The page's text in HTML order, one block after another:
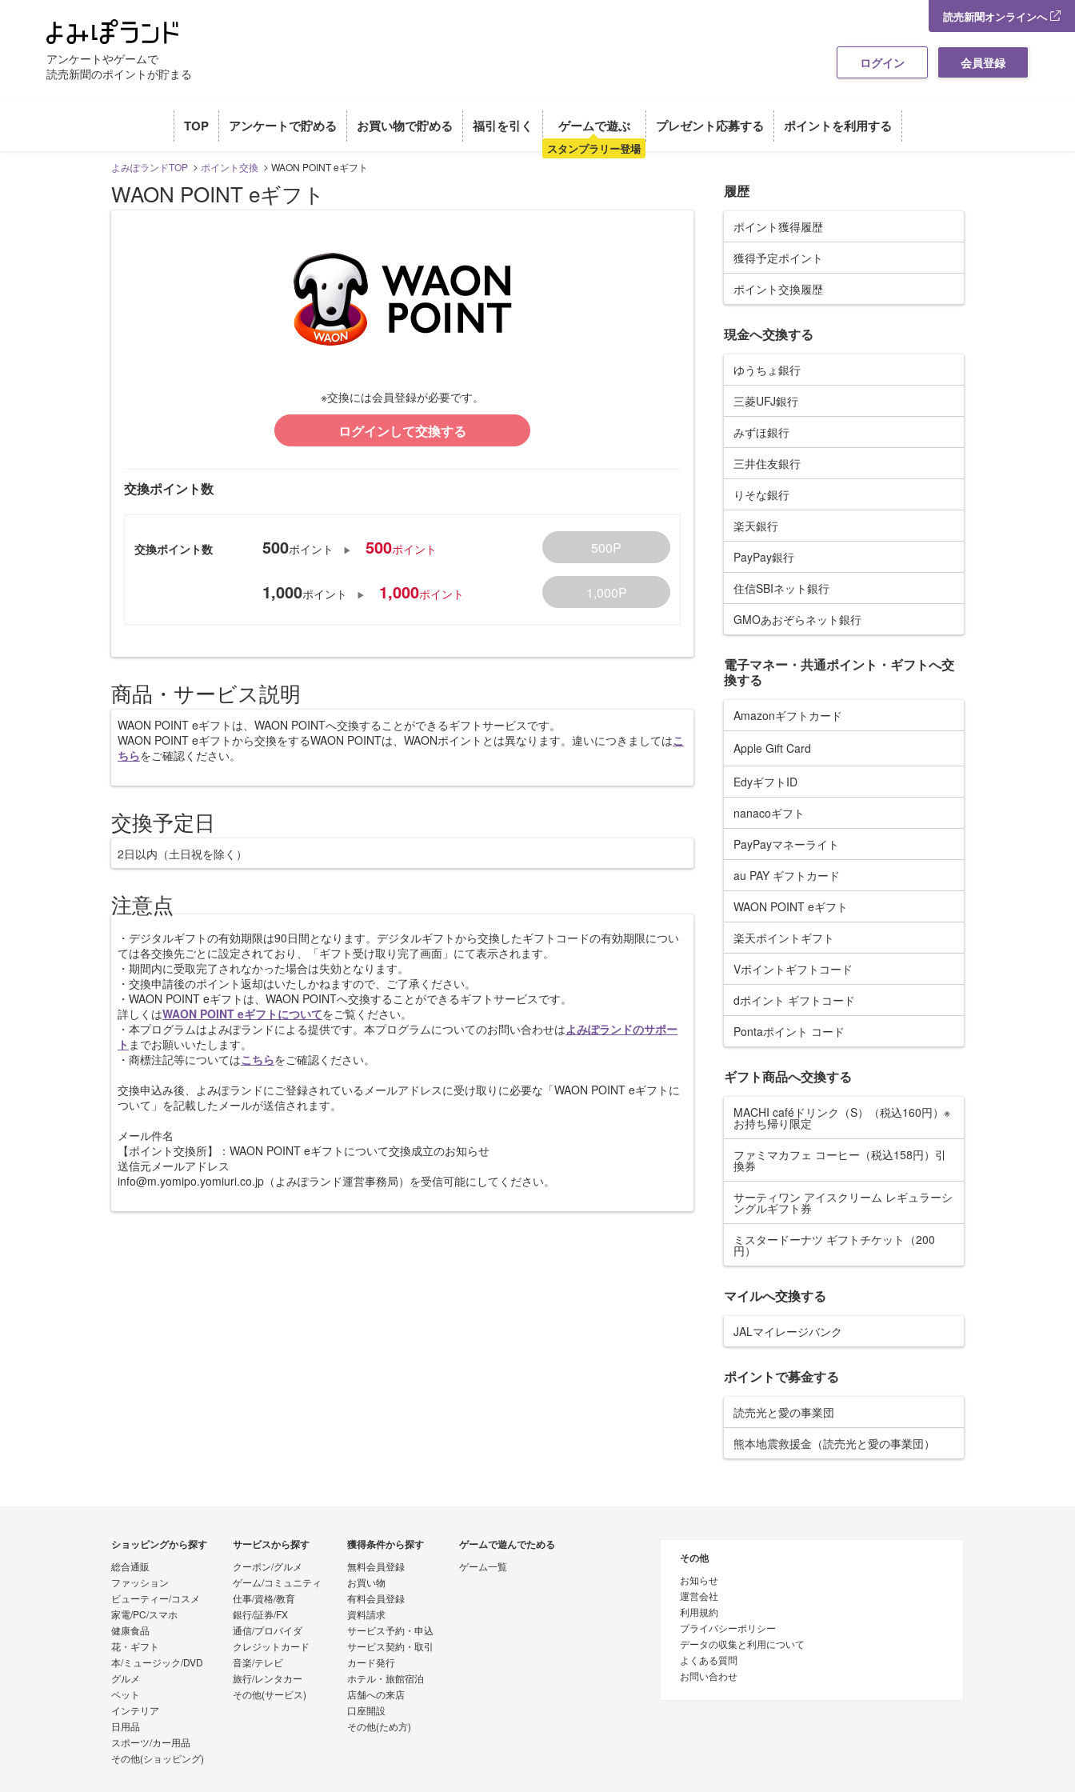
読売新聞オンラインへ
アンケートやゲームで
読売新聞のポイントが貯まる
ログイン 会員登録
TOP アンケートで貯める お買い物で貯める 福引を引く ゲームで遊ぶ
スタンプラリー登場
プレゼント応募する ポイントを利用する
よみぽランドTOP ポイント交換 WAON POINT eギフト
WAON POINT eギフト
※交換には会員登録が必要です。
ログインして交換する
交換ポイント数
交換ポイント数 500ポイント 500ポイント 500P
1,000ポイント 1,000ポイント 1,000P
商品・サービス説明
WAON POINT eギフトは、WAON POINTへ交換することができるギフトサービスです。
WAON POINT eギフトから交換をするWAON POINTは、WAONポイントとは異なります。違いにつきましてはこ
ちらをご確認ください。
交換予定日
2日以内（土日祝を除く）
注意点
・デジタルギフトの有効期限は90日間となります。デジタルギフトから交換したギフトコードの有効期限につい
ては各交換先ごとに設定されており、「ギフト受け取り完了画面」にて表示されます。
・期間内に受取完了されなかった場合は失効となります。
・交換申請後のポイント返却はいたしかねますので、ご了承ください。
・WAON POINT eギフトは、WAON POINTへ交換することができるギフトサービスです。
詳しくはWAON POINT eギフトについてをご覧ください。
・本プログラムはよみぽランドによる提供です。本プログラムについてのお問い合わせはよみぽランドのサポー
ト までお願いいたします。
・商標注記等についてはこちらをご確認ください。
交換申込み後、よみぽランドにご登録されているメールアドレスに受け取りに必要な「WAON POINT eギフトに
ついて」を記載したメールが送信されます。
メール件名
【ポイント交換所】：WAON POINT eギフトについて交換成立のお知らせ
送信元メールアドレス
info@m.yomipo.yomiuri.co.jp（よみぽランド運営事務局）を受信可能にしてください。
履歴
ポイント獲得履歴
獲得予定ポイント
ポイント交換履歴
現金へ交換する
ゆうちょ銀行
三菱UFJ銀行
みずほ銀行
三井住友銀行
りそな銀行
楽天銀行
PayPay銀行
住信SBIネット銀行
GMOあおぞらネット銀行
電子マネー・共通ポイント・ギフトへ交
換する
Amazonギフトカード
Apple Gift Card
EdyギフトID
nanacoギフト
PayPayマネーライト
au PAY ギフトカード
WAON POINT eギフト
楽天ポイントギフト
Vポイントギフトコード
dポイント ギフトコード
Pontaポイント コード
ギフト商品へ交換する
MACHI caféドリンク（S）（税込160円）※
お持ち帰り限定
ファミマカフェ コーヒー（税込158円）引
換券
サーティワン アイスクリーム レギュラーシ
ングルギフト券
ミスタードーナツ ギフトチケット（200
円）
マイルへ交換する
JALマイレージバンク
ポイントで募金する
読売光と愛の事業団
熊本地震救援金（読売光と愛の事業団）
ショッピングから探す
総合通販
ファッション
ビューティー/コスメ
家電/PC/スマホ
健康食品
花・ギフト
本/ミュージック/DVD
グルメ
ペット
インテリア
日用品
スポーツ/カー用品
その他(ショッピング)
サービスから探す
クーポン/グルメ
ゲーム/コミュニティ
仕事/資格/教育
銀行/証券/FX
通信/プロバイダ
クレジットカード
音楽/テレビ
旅行/レンタカー
その他(サービス)
獲得条件から探す
無料会員登録
お買い物
有料会員登録
資料請求
サービス予約・申込
サービス契約・取引
カード発行
ホテル・旅館宿泊
店舗への来店
口座開設
その他(ため方)
ゲームで遊んでためる
ゲーム一覧
その他
お知らせ
運営会社
利用規約
プライバシーポリシー
データの収集と利用について
よくある質問
お問い合わせ